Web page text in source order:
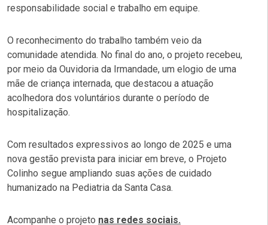
responsabilidade social e trabalho em equipe.
O reconhecimento do trabalho também veio da
comunidade atendida. No final do ano, o projeto recebeu,
por meio da Ouvidoria da Irmandade, um elogio de uma
mãe de criança internada, que destacou a atuação
acolhedora dos voluntários durante o período de
hospitalização.
Com resultados expressivos ao longo de 2025 e uma
nova gestão prevista para iniciar em breve, o Projeto
Colinho segue ampliando suas ações de cuidado
humanizado na Pediatria da Santa Casa.
Acompanhe o projeto nas redes sociais.